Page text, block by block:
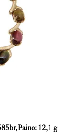
Paino: 12,1 g